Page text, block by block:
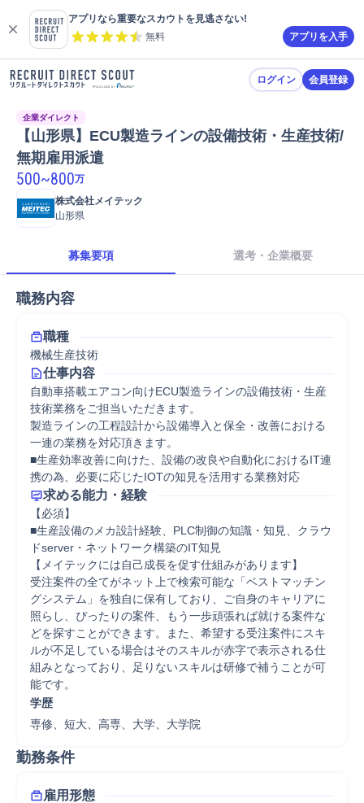
アプリなら重要なスカウトを見逃さない!
無料
アプリを入手
ログイン 会員登録
企業ダイレクト
【山形県】ECU製造ラインの設備技術・生産技術/
無期雇用派遣
500~800万
株式会社メイテック
山形県
募集要項 選考・企業概要
職務内容
職種
機械生産技術
仕事内容
自動車搭載エアコン向けECU製造ラインの設備技術・生産
技術業務をご担当いただきます。
製造ラインの工程設計から設備導入と保全・改善における
一連の業務を対応頂きます。
■生産効率改善に向けた、設備の改良や自動化におけるIT連
携の為、必要に応じたIOTの知見を活用する業務対応
求める能力・経験
【必須】
■生産設備のメカ設計経験、PLC制御の知識・知見、クラウ
ドserver・ネットワーク構築のIT知見
【メイテックには自己成長を促す仕組みがあります】
受注案件の全てがネット上で検索可能な「ベストマッチン
グシステム」を独自に保有しており、ご自身のキャリアに
照らし、ぴったりの案件、もう一歩頑張れば就ける案件な
どを探すことができます。また、希望する受注案件にスキ
ルが不足している場合はそのスキルが赤字で表示される仕
組みとなっており、足りないスキルは研修で補うことが可
能です。
学歴
専修、短大、高専、大学、大学院
勤務条件
雇用形態